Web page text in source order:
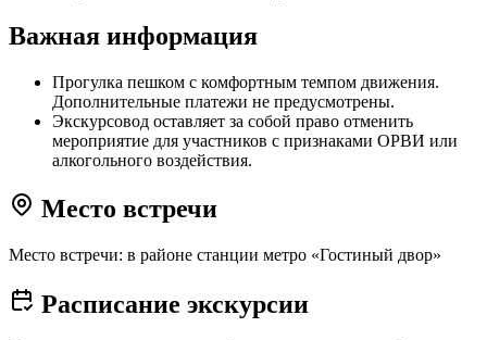
Важная информация
Прогулка пешком с комфортным темпом движения.
Дополнительные платежи не предусмотрены.
Экскурсовод оставляет за собой право отменить
мероприятие для участников с признаками ОРВИ или
алкогольного воздействия.
Место встречи
Место встречи: в районе станции метро «Гостиный двор»
Расписание экскурсии